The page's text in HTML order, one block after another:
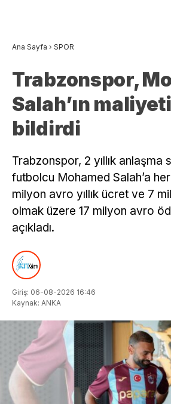
Ana Sayfa › SPOR
Trabzonspor,
Salah’ın
bildirdi
Trabzonspor, 2 yıllık anlaşma
futbolcu Mohamed Salah’a
milyon avro yıllık ücret ve 7
olmak üzere 17 milyon avro
açıkladı.
Giriş: 06-08-2026 16:46
Kaynak: ANKA